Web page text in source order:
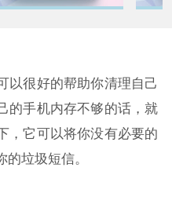
以很好的帮助你清理自己
的手机内存不够的话，就
，它可以将你没有必要的
垃圾短信。